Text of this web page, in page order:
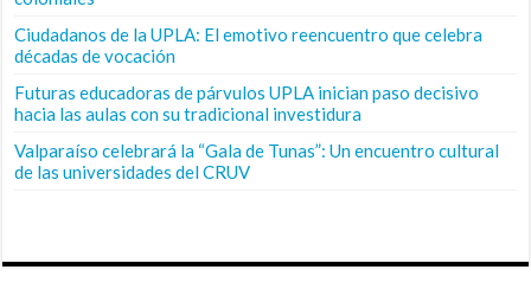
Ciudadanos de la UPLA: El emotivo reencuentro que celebra
décadas de vocación
Futuras educadoras de párvulos UPLA inician paso decisivo
hacia las aulas con su tradicional investidura
Valparaíso celebrará la “Gala de Tunas”: Un encuentro cultural
de las universidades del CRUV